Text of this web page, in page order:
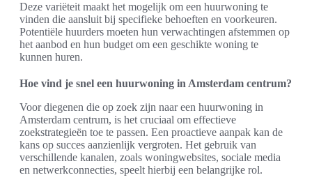
Deze variëteit maakt het mogelijk om een huurwoning te
vinden die aansluit bij specifieke behoeften en voorkeuren.
Potentiële huurders moeten hun verwachtingen afstemmen op
het aanbod en hun budget om een geschikte woning te
kunnen huren.
Hoe vind je snel een huurwoning in Amsterdam centrum?
Voor diegenen die op zoek zijn naar een huurwoning in
Amsterdam centrum, is het cruciaal om effectieve
zoekstrategieën toe te passen. Een proactieve aanpak kan de
kans op succes aanzienlijk vergroten. Het gebruik van
verschillende kanalen, zoals woningwebsites, sociale media
en netwerkconnecties, speelt hierbij een belangrijke rol.